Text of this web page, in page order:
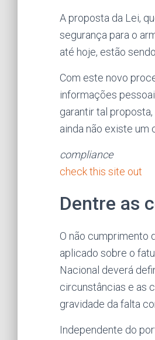
A proposta da Lei,
segurança para o
até hoje, estão
Com este novo
informações
garantir tal
ainda não existe um
compliance
check this site out
Dentre as
O não cumprimento
aplicado sobre o
Nacional deverá
circunstâncias e as
gravidade da falta
Independente do